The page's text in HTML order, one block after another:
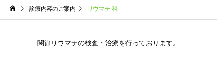
法
【交野市・枚方市】交通事
則！受診遅れで保険が使え
【交野市・枚方市】交
「整形外科」へ行くべ
診療内容のご案内 リウマチ 科
関節リウマチの検査・治療を行っております。